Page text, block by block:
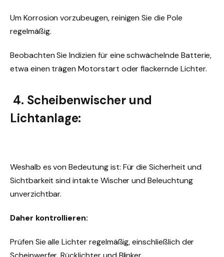
Um Korrosion vorzubeugen, reinigen Sie die Pole
regelmäßig.
Beobachten Sie Indizien für eine schwächelnde Batterie,
etwa einen trägen Motorstart oder flackernde Lichter.
4. Scheibenwischer und
Lichtanlage:
Weshalb es von Bedeutung ist: Für die Sicherheit und
Sichtbarkeit sind intakte Wischer und Beleuchtung
unverzichtbar.
Daher kontrollieren:
Prüfen Sie alle Lichter regelmäßig, einschließlich der